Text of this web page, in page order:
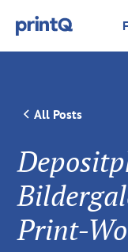
All Posts
Print-